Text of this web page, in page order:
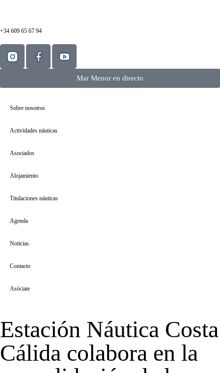
+34 609 65 67 94
Mar Menor en directo
Sobre nosotros
Actividades náuticas
Asociados
Alojamiento
Titulaciones náuticas
Agenda
Noticias
Contacto
Asóciate
Estación Náutica Costa
Cálida colabora en la